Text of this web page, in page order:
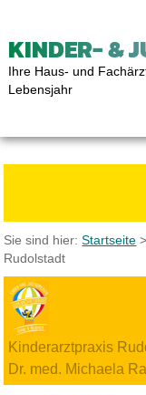
KINDER- &
Ihre Haus- und
Lebensjahr
Sie sind hier:Startseite
Rudolstadt
Kinderarztpraxis
Dr. med. Michaela